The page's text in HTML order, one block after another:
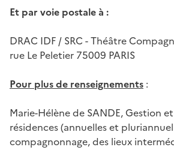
Et par voie postale à :
DRAC IDF / SRC - Théâtre
rue Le Peletier 75009 PARIS
Pour plus de renseignements :
Marie-Hélène de SANDE, Gestion
résidences (annuelles et
compagnonnage, des lieux